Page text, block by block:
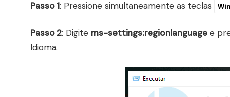
Passo 1: Pressione simultaneamente as teclas
Passo 2: Digite ms-settings:regionlanguage e
Idioma.